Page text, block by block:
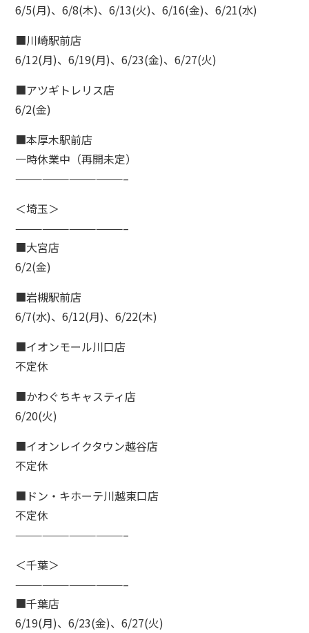
6/5(月)、6/8(木)、6/13(火)、6/16(金)、6/21(水)
■川崎駅前店
6/12(月)、6/19(月)、6/23(金)、6/27(火)
■アツギトレリス店
6/2(金)
■本厚木駅前店
一時休業中（再開未定）
————————————–
＜埼玉＞
————————————–
■大宮店
6/2(金)
■岩槻駅前店
6/7(水)、6/12(月)、6/22(木)
■イオンモール川口店
不定休
■かわぐちキャスティ店
6/20(火)
■イオンレイクタウン越谷店
不定休
■ドン・キホーテ川越東口店
不定休
————————————–
＜千葉＞
————————————–
■千葉店
6/19(月)、6/23(金)、6/27(火)